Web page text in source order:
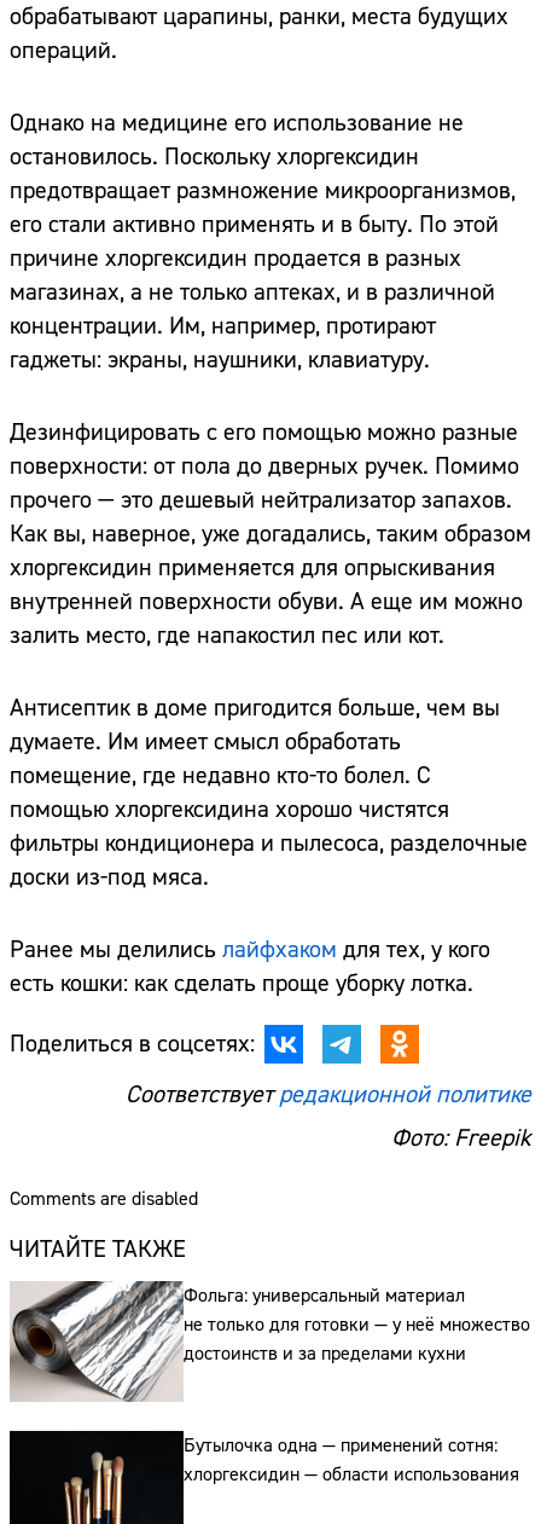
обрабатывают царапины, ранки, места будущих
операций.
Однако на медицине его использование не
остановилось. Поскольку хлоргексидин
предотвращает размножение микроорганизмов,
его стали активно применять и в быту. По этой
причине хлоргексидин продается в разных
магазинах, а не только аптеках, и в различной
концентрации. Им, например, протирают
гаджеты: экраны, наушники, клавиатуру.
Дезинфицировать с его помощью можно разные
поверхности: от пола до дверных ручек. Помимо
прочего — это дешевый нейтрализатор запахов.
Как вы, наверное, уже догадались, таким образом
хлоргексидин применяется для опрыскивания
внутренней поверхности обуви. А еще им можно
залить место, где напакостил пес или кот.
Антисептик в доме пригодится больше, чем вы
думаете. Им имеет смысл обработать
помещение, где недавно кто-то болел. С
помощью хлоргексидина хорошо чистятся
фильтры кондиционера и пылесоса, разделочные
доски из-под мяса.
Ранее мы делились лайфхаком для тех, у кого
есть кошки: как сделать проще уборку лотка.
Поделиться в соцсетях:
Соответствуетредакционной политике
Фото: Freepik
Comments are disabled
ЧИТАЙТЕ ТАКЖЕ
Фольга: универсальный материал
не только для готовки — у неё множество
достоинств и за пределами кухни
Бутылочка одна — применений сотня:
хлоргексидин — области использования